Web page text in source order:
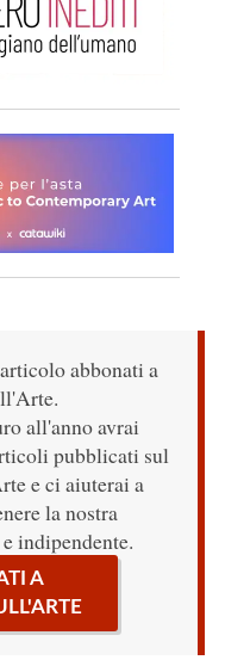
abbonati a
all'anno avrai
pubblicati sul
e ci aiuterai a
la nostra
indipendente.
A